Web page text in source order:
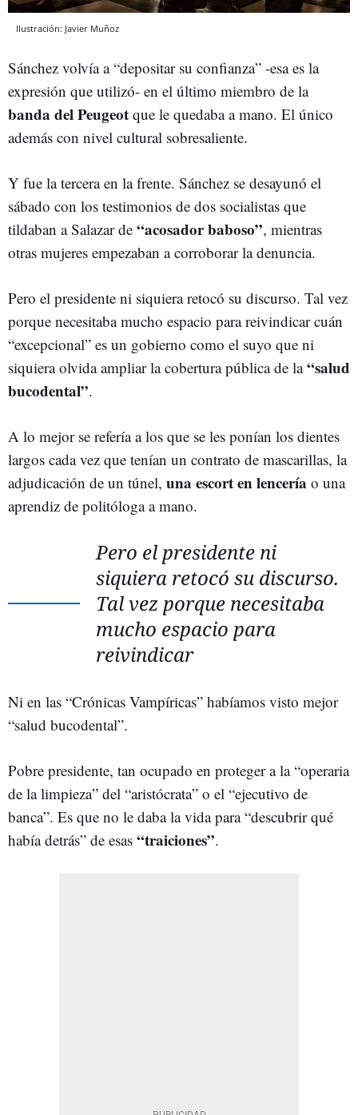
Ilustración: Javier Muñoz
Sánchez volvía a “depositar su confianza” -esa es la
expresión que utilizó- en el último miembro de la
banda del Peugeot que le quedaba a mano. El único
además con nivel cultural sobresaliente.
Y fue la tercera en la frente. Sánchez se desayunó el
sábado con los testimonios de dos socialistas que
tildaban a Salazar de “acosador baboso”, mientras
otras mujeres empezaban a corroborar la denuncia.
Pero el presidente ni siquiera retocó su discurso. Tal vez
porque necesitaba mucho espacio para reivindicar cuán
“excepcional” es un gobierno como el suyo que ni
siquiera olvida ampliar la cobertura pública de la“salud
bucodental”.
A lo mejor se refería a los que se les ponían los dientes
largos cada vez que tenían un contrato de mascarillas, la
adjudicación de un túnel, una escort en lencería o una
aprendiz de politóloga a mano.
Pero el presidente ni
siquiera retocó su discurso.
Tal vez porque necesitaba
mucho espacio para
reivindicar
Ni en las “Crónicas Vampíricas” habíamos visto mejor
“salud bucodental”.
Pobre presidente, tan ocupado en proteger a la “operaria
de la limpieza” del “aristócrata” o el “ejecutivo de
banca”. Es que no le daba la vida para “descubrir qué
había detrás” de esas “traiciones”.